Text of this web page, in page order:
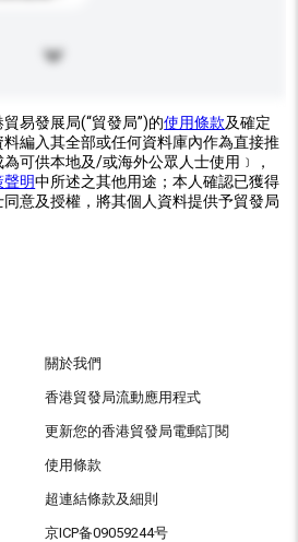
易發展局(“貿發局”)的使用條款及確定
編入其全部或任何資料庫內作為直接推
可供本地及/或海外公眾人士使用﹞，
聲明中所述之其他用途；本人確認已獲得
意及授權，將其個人資料提供予貿發局
關於我們
香港貿發局流動應用程式
更新您的香港貿發局電郵訂閱
使用條款
超連結條款及細則
京ICP备09059244号